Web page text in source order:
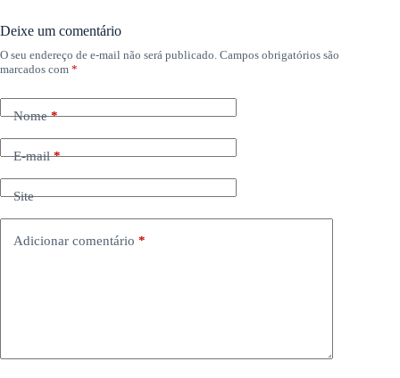
Deixe um comentário
O seu endereço de e-mail não será publicado. Campos obrigatórios são
marcados com *
Nome*
E-mail*
Site
Adicionar comentário *